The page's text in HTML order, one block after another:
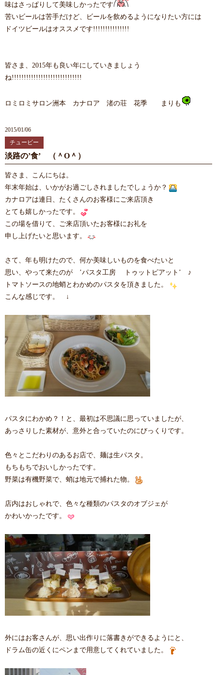
味はさっぱりして美味しかったです
苦いビールは苦手だけど、ビールを飲めるようになりたい方には
ドイツビールはオススメです!!!!!!!!!!!!!!!
皆さま、2015年も良い年にしていきましょう
ね!!!!!!!!!!!!!!!!!!!!!!!!!!!!!
ロミロミサロン洲本 カナロア 渚の荘 花季 まりも
2015/01/06
チュービー
淡路の’食’ （＾O＾）
皆さま、こんにちは。
年末年始は、いかがお過ごしされましたでしょうか？
カナロアは連日、たくさんのお客様にご来店頂き
とても嬉しかったです。
この場を借りて、ご来店頂いたお客様にお礼を
申し上げたいと思います。
さて、年も明けたので、何か美味しいものを食べたいと
思い、やって来たのが ’パスタ工房 トゥットピアット’ ♪
トマトソースの地蛸とわかめのパスタを頂きました。
こんな感じです。 ↓
パスタにわかめ？！と、最初は不思議に思っていましたが、
あっさりした素材が、意外と合っていたのにびっくりです。
色々とこだわりのあるお店で、麺は生パスタ。
もちもちでおいしかったです。
野菜は有機野菜で、蛸は地元で捕れた物。
店内はおしゃれで、色々な種類のパスタのオブジェが
かわいかったです。
外にはお客さんが、思い出作りに落書きができるようにと、
ドラム缶の近くにペンまで用意してくれていました。